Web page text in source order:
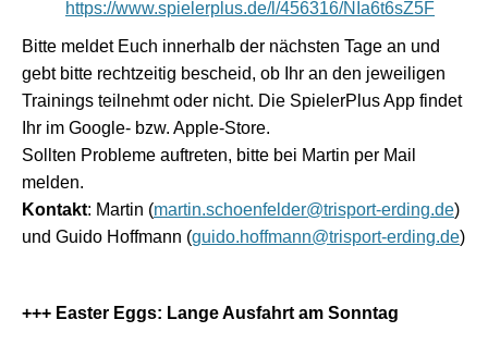
https://www.spielerplus.de/l/456316/NIa6t6sZ5F
Bitte meldet Euch innerhalb der nächsten Tage an und
gebt bitte rechtzeitig bescheid, ob Ihr an den jeweiligen
Trainings teilnehmt oder nicht. Die SpielerPlus App findet
Ihr im Google- bzw. Apple-Store.
Sollten Probleme auftreten, bitte bei Martin per Mail
melden.
Kontakt: Martin (martin.schoenfelder@trisport-erding.de)
und Guido Hoffmann (guido.hoffmann@trisport-erding.de)
+++ Easter Eggs: Lange Ausfahrt am Sonntag